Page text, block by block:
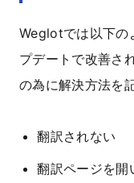
Weglotでは以下の
プデートで改善さ
の為に解決方法を
翻訳されない
翻訳ページを開